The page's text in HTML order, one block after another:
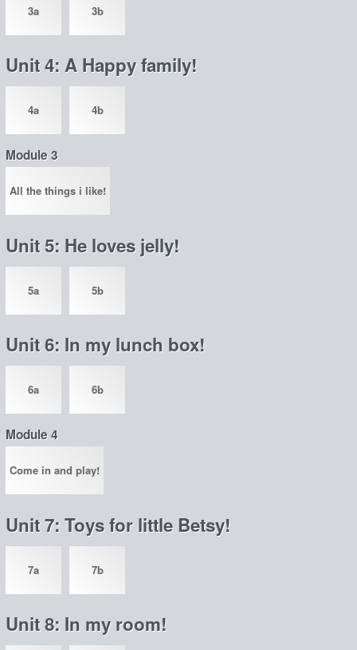
3a 3b
Unit 4: A Happy family!
4a 4b
Module 3
All the things i like!
Unit 5: He loves jelly!
5a 5b
Unit 6: In my lunch box!
6a 6b
Module 4
Come in and play!
Unit 7: Toys for little Betsy!
7a 7b
Unit 8: In my room!